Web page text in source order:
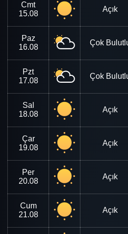
Cmt
15.08
Açık
Paz
16.08
Çok
Pzt
17.08
Çok
Sal
18.08
Açık
Çar
19.08
Açık
Per
20.08
Açık
Cum
21.08
Açık